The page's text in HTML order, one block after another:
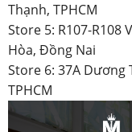
Thạnh, TPHCM
Store 5: R107-R108
Hòa, Đồng Nai
Store 6: 37A Dương
TPHCM